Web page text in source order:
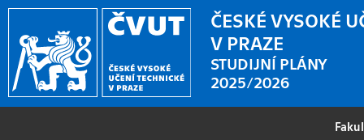
ČESKÉ VYSOKÉ
V PRAZE
STUDIJNÍ PLÁNY
2025/2026